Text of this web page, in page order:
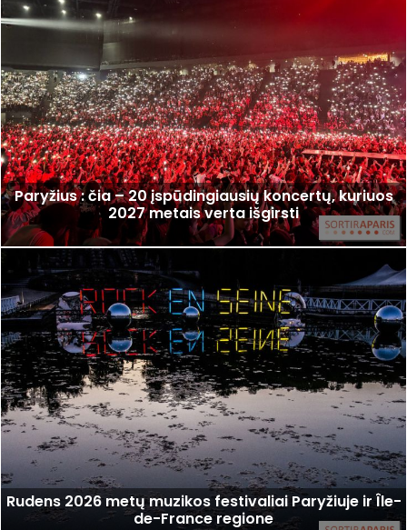
Paryžius : čia – 20 įspūdingiausių koncertų, kuriuos
2027 metais verta išgirsti
Rudens 2026 metų muzikos festivaliai Paryžiuje ir Île-
de-France regione